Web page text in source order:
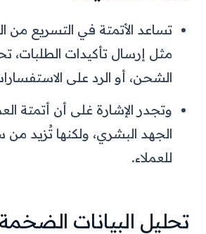
تساعد الأتمتة في التسريع من
مثل إرسال تأكيدات الطلبات،
الشحن، أو الرد على
وتجدر الإشارة غلى أن أتمتة
الجهد البشري، ولكنها تُزيد من
للعملاء.
تحليل البيانات الضخمة